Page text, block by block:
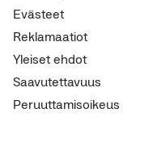
Evästeet
Reklamaatiot
Yleiset ehdot
Saavutettavuus
Peruuttamisoikeus